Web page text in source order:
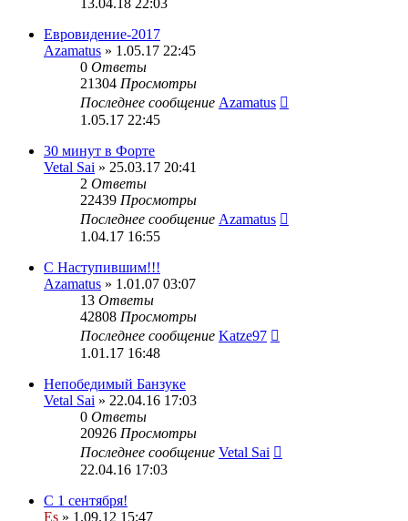
Евровидение-2017
Azamatus » 1.05.17 22:45
0 Ответы
21304 Просмотры
Последнее сообщение Azamatus
1.05.17 22:45
30 минут в Форте
Vetal Sai » 25.03.17 20:41
2 Ответы
22439 Просмотры
Последнее сообщение Azamatus
1.04.17 16:55
С Наступившим!!!
Azamatus » 1.01.07 03:07
13 Ответы
42808 Просмотры
Последнее сообщение Katze97
1.01.17 16:48
Непобедимый Банзуке
Vetal Sai » 22.04.16 17:03
0 Ответы
20926 Просмотры
Последнее сообщение Vetal Sai
22.04.16 17:03
С 1 сентября!
Es » 1.09.12 15:47